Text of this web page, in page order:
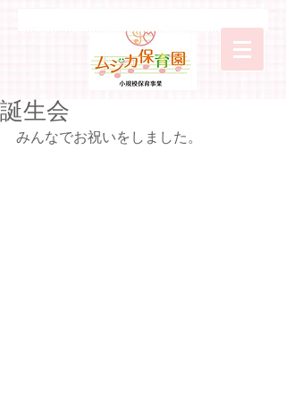
誕生会
みんなでお祝いをしました。